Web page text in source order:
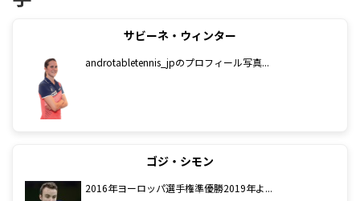
サビーネ・ウィンター
androtabletennis_jpのプロフィール写真...
ゴジ・シモン
2016年ヨーロッパ選手権準優勝2019年よ...